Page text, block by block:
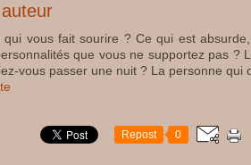
qui vous fait sourire ? Ce qui est
que vous ne supportez pas ?
vous passer une nuit ? La personne qui
Repost 0